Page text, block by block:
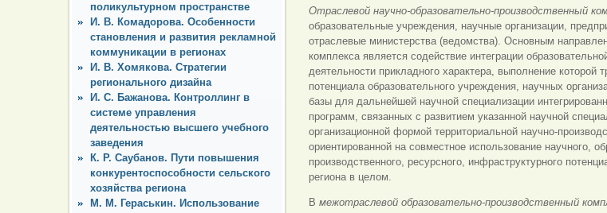
поликультурном пространстве
И. В. Комадорова. Особенности
становления и развития рекламной
коммуникации в регионах
И. В. Хомякова. Стратегии
регионального дизайна
И. С. Бажанова. Контроллинг в
системе управления
деятельностью высшего учебного
заведения
К. Р. Саубанов. Пути повышения
конкурентоспособности сельского
хозяйства региона
М. М. Гераськин. Использование
Отраслевой научно-образовательно-производственный
образовательные учреждения, научные организации,
отраслевые министерства (ведомства). Основным
комплекса является содействие интеграции
деятельности прикладного характера, выполнение которой
потенциала образовательного учреждения, научных
базы для дальнейшей научной специализации
программ, связанных с развитием указанной научной
организационной формой территориальной научно-
ориентированной на совместное использование научного,
производственного, ресурсного, инфраструктурного
региона в целом.
В межотраслевой образовательно-производственный